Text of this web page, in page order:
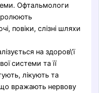
Офтальмологи
повіки, слізні шляхи
на здоров\’ї
системи та її
лікують та
вражають нервову